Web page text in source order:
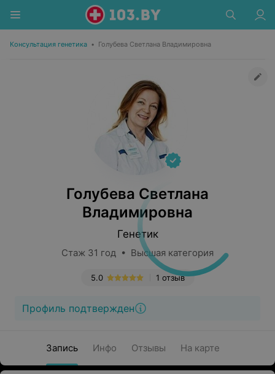
Консультация генетика • Голубева Светлана Владимировна
Голубева Светлана
Владимировна
Генетик
Стаж 31 год • Высшая категория
1 отзыв
5.0
Профиль подтвержден
Запись Инфо Отзывы На карте